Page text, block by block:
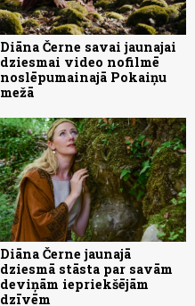
Diāna Černe savai jaunajai
dziesmai video nofilmē
noslēpumainajā Pokaiņu
mežā
Diāna Černe jaunajā
dziesmā stāsta par savām
deviņām iepriekšējām
dzīvēm